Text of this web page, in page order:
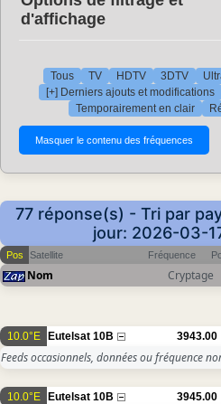
d'affichage
Tous TV HDTV 3DTV
[+] Derniers ajouts et modifications
Temporairement en clair
77 réponse(s) - Tri par
jour: 2026-03-
Pos Satellite Fréquence
Nom Cryptage
10.0°E Eutelsat 10B 3943.00
Feeds occasionnels, données ou fréquence
10.0°E Eutelsat 10B 3945.00